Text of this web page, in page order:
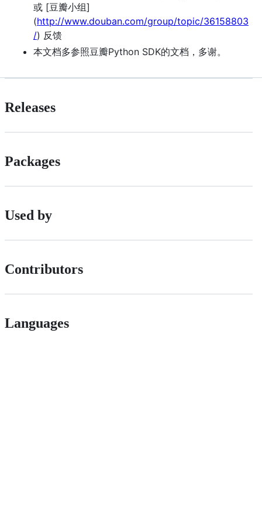
或 [豆瓣小组]
(http://www.douban.com/group/topic/36158803
/) 反馈
本文档多参照豆瓣Python SDK的文档，多谢。
Releases
Packages
Used by
Contributors
Languages